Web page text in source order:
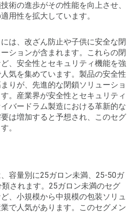
術の進歩がその性能を向上させ、
用性を拡大しています。
は、改ざん防止や子供に安全な閉
ションが含まれます。これらの閉
、安全性とセキュリティ機能を強
気を集めています。製品の安全性
りが、先進的な閉鎖ソリューショ
。産業界が安全性とセキュリティ
バードラム製造における革新的な
は増加すると予想され、このセグ
。
容量別に25ガロン未満、25-50ガ
されます。25ガロン未満のセグ
、小規模から中規模の包装ソリュ
で人気があります。このセグメン